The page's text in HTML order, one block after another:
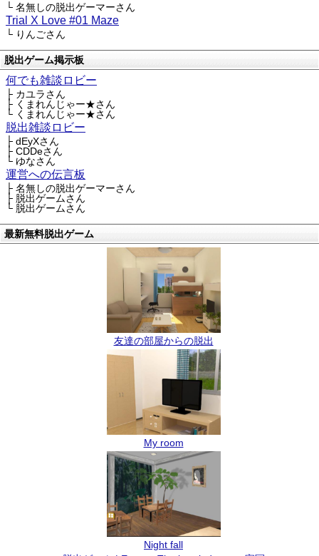
└ 名無しの脱出ゲーマーさん
Trial X Love #01 Maze
└ りんごさん
脱出ゲーム掲示板
何でも雑談ロビー
├ カユラさん
├ くまれんじゃー★さん
└ くまれんじゃー★さん
脱出雑談ロビー
├ dEyXさん
├ CDDeさん
└ ゆなさん
運営への伝言板
├ 名無しの脱出ゲーマーさん
├ 脱出ゲームさん
└ 脱出ゲームさん
最新無料脱出ゲーム
友達の部屋からの脱出
My room
Night fall